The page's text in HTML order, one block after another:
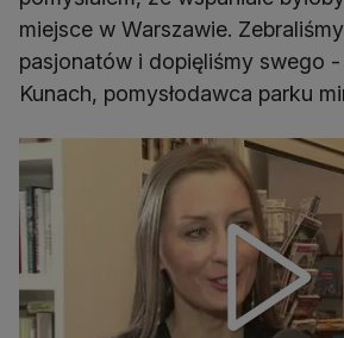
miejsce w Warszawie.
pasjonatów i dopięliśmy swego -
Kunach, pomysłodawca parku